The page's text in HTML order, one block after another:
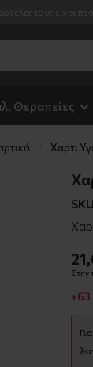
τους είναι
Θεραπείες
Χαρτί
Στην
+63